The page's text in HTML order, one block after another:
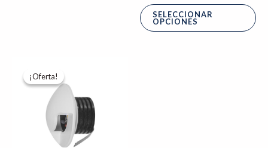
SELECCIONAR
OPCIONES
¡Oferta!
¡Oferta!
$208.02
hasta
$277.98